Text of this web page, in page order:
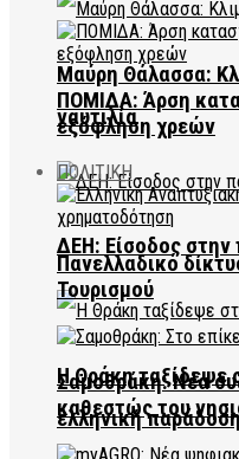
Μαύρη Θάλασσα:
ναυτιλία
ΔΕΗ: Είσοδος στην
Η Θράκη ταξίδεψε
ελληνική
ΠΟΜΙΔΑ: Άρση
εξόφληση χρεών
ΠΟΛΙΤΙΚΗ
Πανελλαδικό
Τουρισμού
Σαμοθράκη: Νέα
καθεστώς του